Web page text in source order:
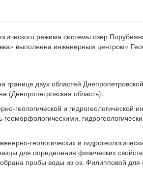
режима системы озер
выполнена инженерным центром«
двух областей
(Днепропетровская область).
геологической и гидрогеологической
геологических и
для определения физических
пробы воды из оз. Филипповой для